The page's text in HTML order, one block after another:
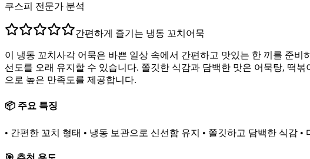
쿠스피 전문가 분석
간편하게 즐기는 냉동 꼬치어묵
이 냉동 꼬치사각 어묵은 바쁜 일상 속에서 간편하고 맛있는 한 끼를 준
선도를 오래 유지할 수 있습니다. 쫄깃한 식감과 담백한 맛은 어묵탕, 떡
으로 높은 만족도를 제공합니다.
📦 주요 특징
• 간편한 꼬치 형태 • 냉동 보관으로 신선함 유지 • 쫄깃하고 담백한 식감 •